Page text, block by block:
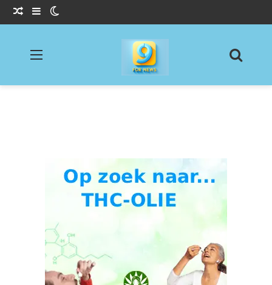
Willekeurig Artikel
Sidebar